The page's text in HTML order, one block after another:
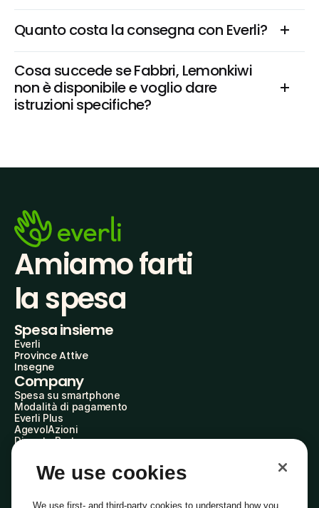
Quanto costa la consegna con Everli?
Cosa succede se Fabbri, Lemonkiwi
non è disponibile e voglio dare
istruzioni specifiche?
Amiamo farti
la spesa
Spesa insieme
Everli
Province Attive
Insegne
Company
Spesa su smartphone
Modalità di pagamento
Everli Plus
AgevolAzioni
Diventa Partner
Everli Shoppers
About Us
Everli News
We use cookies
We use first- and third-party cookies to understand how you